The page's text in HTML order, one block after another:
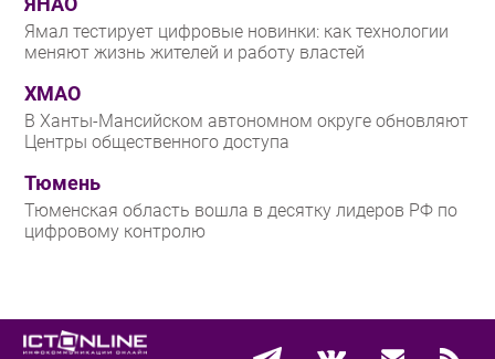
ЯНАО
Ямал тестирует цифровые новинки: как технологии
меняют жизнь жителей и работу властей
ХМАО
В Ханты-Мансийском автономном округе обновляют
Центры общественного доступа
Тюмень
Тюменская область вошла в десятку лидеров РФ по
цифровому контролю